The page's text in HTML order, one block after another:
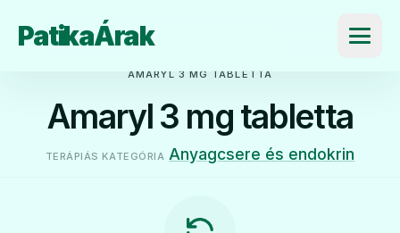
PatikaÁrak
AMARYL 3 MG TABLETTA
Amaryl 3 mg tabletta
TERÁPIÁS KATEGÓRIA Anyagcsere és endokrin